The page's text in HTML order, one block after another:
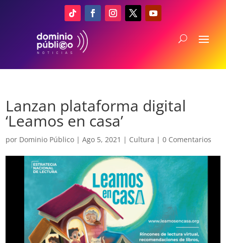
Lanzan plataforma digital
‘Leamos en casa’
por Dominio Público |Ago 5, 2021 | Cultura |0 Comentarios